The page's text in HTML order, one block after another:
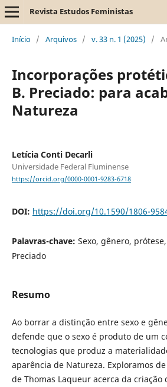
Revista Estudos Feministas
Início / Arquivos / v. 33 n. 1 (2025) /
Incorporações
B. Preciado: para
Natureza
Letícia Conti Decarli
Universidade Federal Fluminense
https://orcid.org/0000-0001-9283-6718
DOI: https://doi.org/10.1590/1806-
Palavras-chave: Sexo, gênero,
Preciado
Resumo
Ao borrar a distinção entre sexo e
defende que o sexo é produto de um
tecnologias que produz a
aparência de Natureza. Exploramos
de Thomas Laqueur acerca da criação